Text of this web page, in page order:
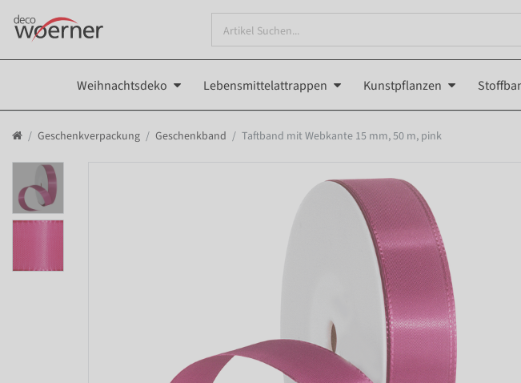
Weihnachtsdeko Lebensmittelattrappen Kunstpflanzen
Geschenkverpackung Geschenkband Taftband mit Webkante 15 mm, 50 m, pink